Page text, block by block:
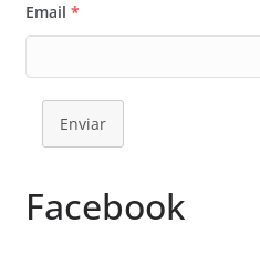
Email *
Enviar
Facebook